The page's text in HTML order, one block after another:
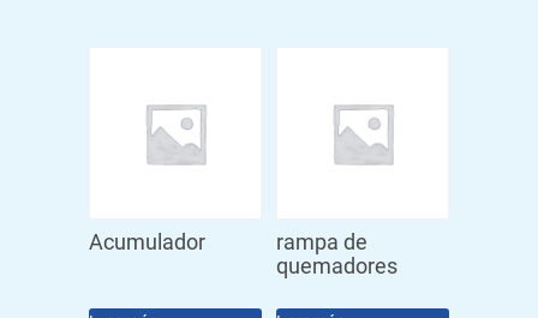
Acumulador
rampa de
quemadores